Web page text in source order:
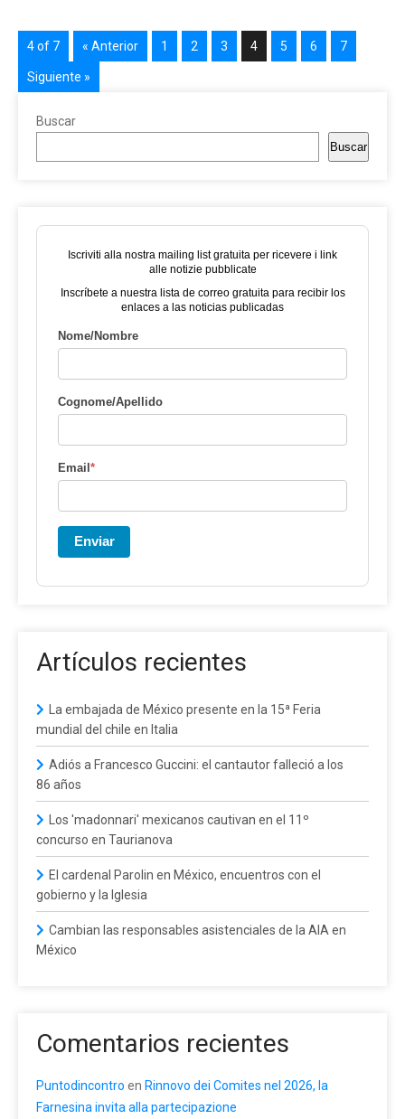
4 of 7 « Anterior 1 2 3 4 5 6 7
Siguiente »
Buscar
Buscar
Iscriviti alla nostra mailing list gratuita per ricevere i link
alle notizie pubblicate
Inscríbete a nuestra lista de correo gratuita para recibir los
enlaces a las noticias publicadas
Nome/Nombre
Cognome/Apellido
Email *
Enviar
Artículos recientes
La embajada de México presente en la 15ª Feria
mundial del chile en Italia
Adiós a Francesco Guccini: el cantautor falleció a los
86 años
Los 'madonnari' mexicanos cautivan en el 11º
concurso en Taurianova
El cardenal Parolin en México, encuentros con el
gobierno y la Iglesia
Cambian las responsables asistenciales de la AIA en
México
Comentarios recientes
Puntodincontro en Rinnovo dei Comites nel 2026, la
Farnesina invita alla partecipazione